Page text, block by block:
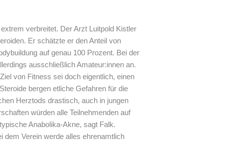
verbreitet. Der Arzt Luitpold Kistler
Er schätzte er den Anteil von
auf genau 100 Prozent. Bei der
ausschließlich Amateur:innen an.
von Fitness sei doch eigentlich, einen
bergen etliche Gefahren für die
Herztods drastisch, auch in jungen
würden alle Teilnehmenden auf
Anabolika-Akne, sagt Falk.
dem Verein werde alles ehrenamtlich